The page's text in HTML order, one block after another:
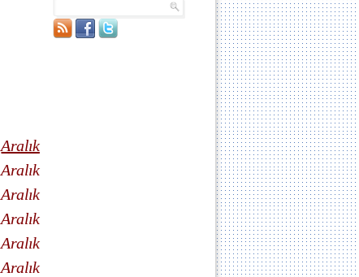
Aralık
Aralık
Aralık
Aralık
Aralık
Aralık